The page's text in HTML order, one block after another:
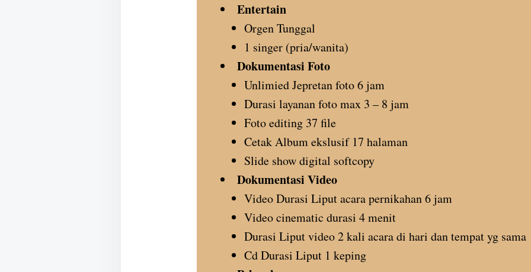
Entertain
Orgen Tunggal
1 singer (pria/wanita)
Dokumentasi Foto
Unlimied Jepretan foto 6 jam
Durasi layanan foto max 3 – 8 jam
Foto editing 37 file
Cetak Album ekslusif 17 halaman
Slide show digital softcopy
Dokumentasi Video
Video Durasi Liput acara pernikahan 6 jam
Video cinematic durasi 4 menit
Durasi Liput video 2 kali acara di hari dan tempat yg sama
Cd Durasi Liput 1 keping